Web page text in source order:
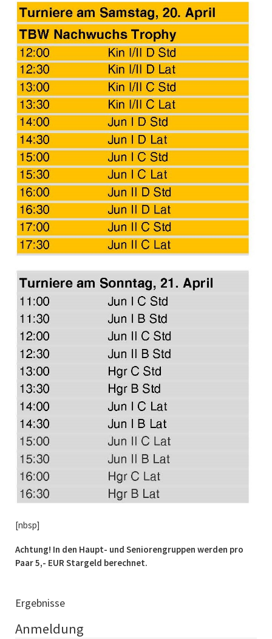
[nbsp]
Achtung! In den Haupt- und Seniorengruppen werden pro
Paar 5,- EUR Stargeld berechnet.
Ergebnisse
Anmeldung